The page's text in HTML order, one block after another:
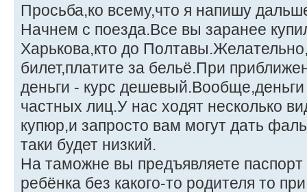
Просьба,ко всему,что я напишу
Начнем с поезда.Все вы заранее
Харькова,кто до
билет,платите за бельё.При
деньги - курс
частных лиц.У нас ходят несколько
купюр,и запросто вам могут дать
таки будет низкий.
На таможне вы предъявляете паспорт
ребёнка без какого-то родителя то